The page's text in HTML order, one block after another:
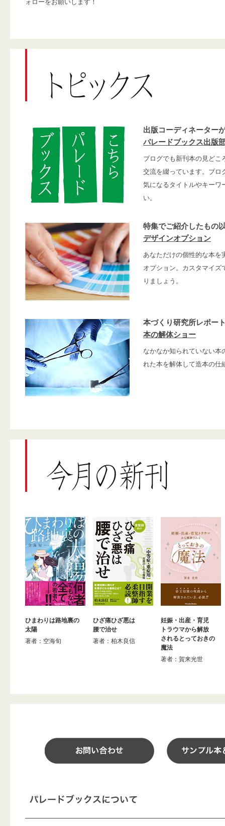
ォローをお願いします！
出版コーディネーター
パレードブックス出版
ブログでも新刊本の見どこ
交流を綴っています。ブロ
気になるタイトルやキーワ
い。
特集でご紹介したもの
デザインオプション
あなただけの個性的な本を
オプション。カスタマイズ
りましょう。
本づくり研究所レポー
本の解体ショー
なかなか知られていない本
れた本を解体して造本の仕
ひまわりは路地裏の
太陽
著者：空海旬
ひざ痛ひざ悪は
腰で治せ
著者：柏木良信
妊娠・出産・育児
トラウマから解放
されるとっておきの
魔法
著者：賀来光世